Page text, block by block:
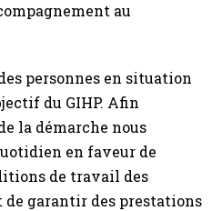
au
personnes en situation
du GIHP. Afin
la démarche nous
en faveur de
de travail des
de garantir des prestations